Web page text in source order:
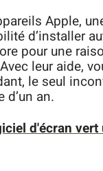
Apple,
d’installer
pour une
leur aide,
le seul
d’un an.
d'écran